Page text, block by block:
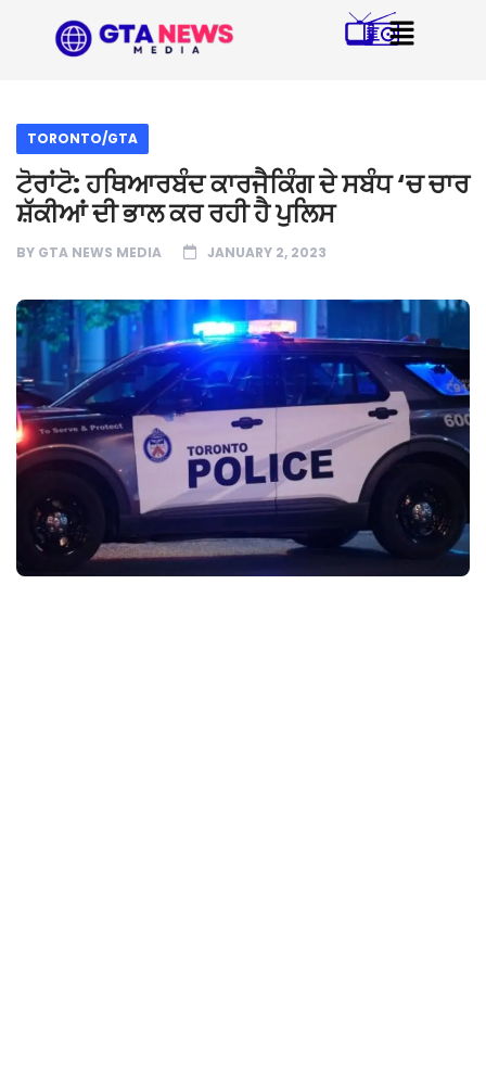
TORONTO/GTA
ਟੋਰਾਂਟੋ: ਹਥਿਆਰਬੰਦ ਕਾਰਜੈਕਿੰਗ ਦੇ ਸਬੰਧ ‘ਚ ਚਾਰ
ਸ਼ੱਕੀਆਂ ਦੀ ਭਾਲ ਕਰ ਰਹੀ ਹੈ ਪੁਲਿਸ
BY GTA NEWS MEDIA JANUARY 2, 2023